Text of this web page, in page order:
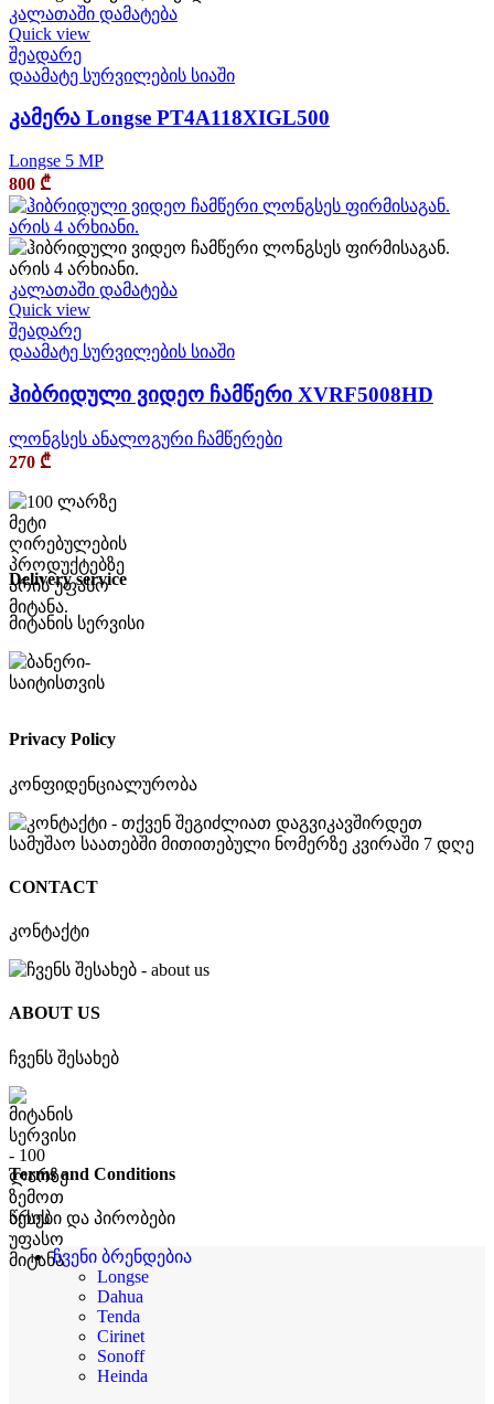
კალათაში დამატება
Quick view
შეადარე
დაამატე სურვილების სიაში
კამერა Longse PT4A118XIGL500
Longse 5 MP
800 ₾
კალათაში დამატება
Quick view
შეადარე
დაამატე სურვილების სიაში
ჰიბრიდული ვიდეო ჩამწერი XVRF5008HD
ლონგსეს ანალოგური ჩამწერები
270 ₾
Delivery service
მიტანის სერვისი
Privacy Policy
კონფიდენციალურობა
CONTACT
კონტაქტი
ABOUT US
ჩვენს შესახებ
Terms and Conditions
წესები და პირობები
ჩვენი ბრენდებია
Longse
Dahua
Tenda
Cirinet
Sonoff
Heinda